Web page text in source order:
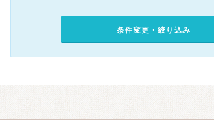
条件変更・絞り込み